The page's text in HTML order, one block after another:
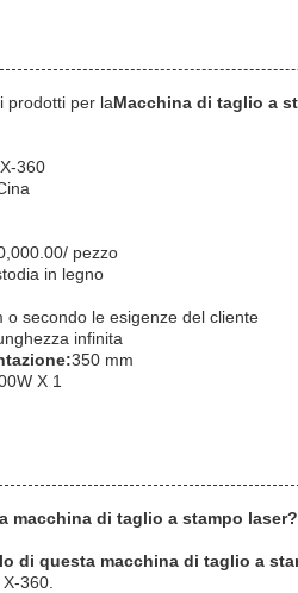
prodotti per laMacchina di taglio a
360
pezzo
in legno
o secondo le esigenze del cliente
infinita
350 mm
X 1
macchina di taglio a stampo laser?
di questa macchina di taglio a
360.